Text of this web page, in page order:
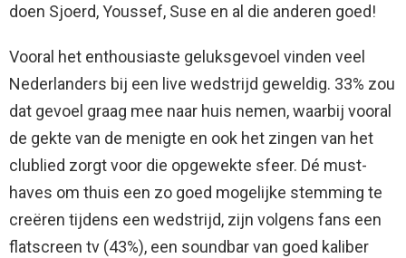
doen Sjoerd, Youssef, Suse en al die anderen goed!
Vooral het enthousiaste geluksgevoel vinden veel
Nederlanders bij een live wedstrijd geweldig. 33% zou
dat gevoel graag mee naar huis nemen, waarbij vooral
de gekte van de menigte en ook het zingen van het
clublied zorgt voor die opgewekte sfeer. Dé must-
haves om thuis een zo goed mogelijke stemming te
creëren tijdens een wedstrijd, zijn volgens fans een
flatscreen tv (43%), een soundbar van goed kaliber